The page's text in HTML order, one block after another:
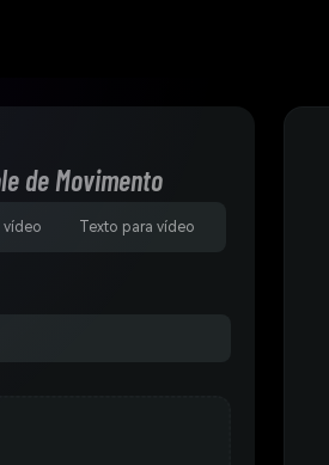
de Movimento
vídeo Texto para vídeo